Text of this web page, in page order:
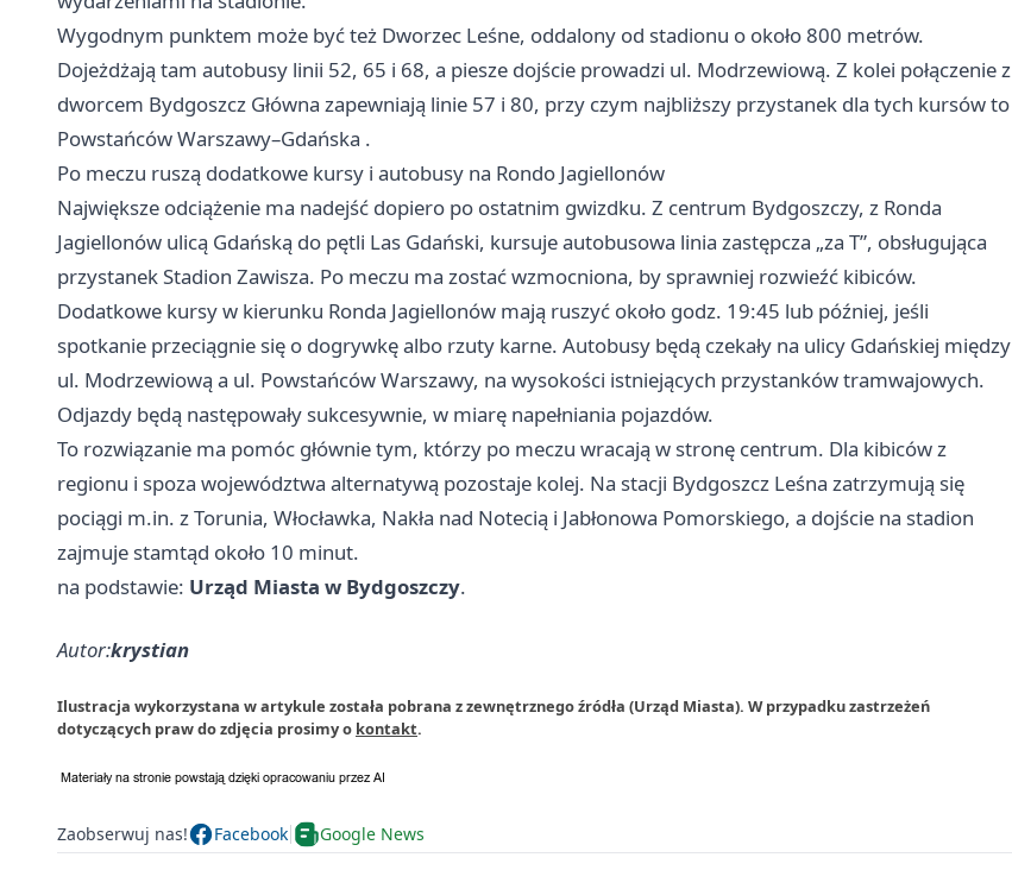
Wygodnym punktem może być też Dworzec Leśne, oddalony od stadionu o około 800 metrów.
Dojeżdżają tam autobusy linii 52, 65 i 68, a piesze dojście prowadzi ul. Modrzewiową. Z kolei połączenie z
dworcem Bydgoszcz Główna zapewniają linie 57 i 80, przy czym najbliższy przystanek dla tych kursów to
Powstańców Warszawy–Gdańska .
Po meczu ruszą dodatkowe kursy i autobusy na Rondo Jagiellonów
Największe odciążenie ma nadejść dopiero po ostatnim gwizdku. Z centrum Bydgoszczy, z Ronda
Jagiellonów ulicą Gdańską do pętli Las Gdański, kursuje autobusowa linia zastępcza „za T”, obsługująca
przystanek Stadion Zawisza. Po meczu ma zostać wzmocniona, by sprawniej rozwieźć kibiców.
Dodatkowe kursy w kierunku Ronda Jagiellonów mają ruszyć około godz. 19:45 lub później, jeśli
spotkanie przeciągnie się o dogrywkę albo rzuty karne. Autobusy będą czekały na ulicy Gdańskiej między
ul. Modrzewiową a ul. Powstańców Warszawy, na wysokości istniejących przystanków tramwajowych.
Odjazdy będą następowały sukcesywnie, w miarę napełniania pojazdów.
To rozwiązanie ma pomóc głównie tym, którzy po meczu wracają w stronę centrum. Dla kibiców z
regionu i spoza województwa alternatywą pozostaje kolej. Na stacji Bydgoszcz Leśna zatrzymują się
pociągi m.in. z Torunia, Włocławka, Nakła nad Notecią i Jabłonowa Pomorskiego, a dojście na stadion
zajmuje stamtąd około 10 minut.
na podstawie: Urząd Miasta w Bydgoszczy.
Autor:krystian
Ilustracja wykorzystana w artykule została pobrana z zewnętrznego źródła (Urząd Miasta). W przypadku zastrzeżeń
dotyczących praw do zdjęcia prosimy o kontakt.
Zaobserwuj nas! Facebook Google News